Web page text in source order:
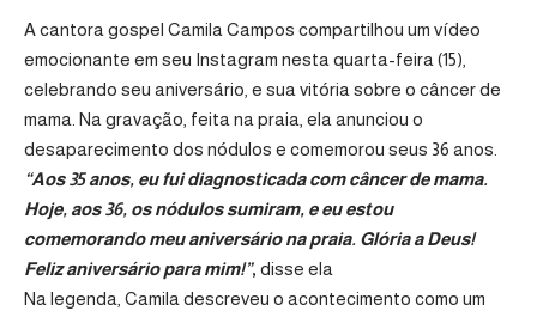
A cantora gospel Camila Campos compartilhou um vídeo
emocionante em seu Instagram nesta quarta-feira (15),
celebrando seu aniversário, e sua vitória sobre o câncer de
mama. Na gravação, feita na praia, ela anunciou o
desaparecimento dos nódulos e comemorou seus 36 anos.
“Aos 35 anos, eu fui diagnosticada com câncer de mama.
Hoje, aos 36, os nódulos sumiram, e eu estou
comemorando meu aniversário na praia. Glória a Deus!
Feliz aniversário para mim!”, disse ela
Na legenda, Camila descreveu o acontecimento como um